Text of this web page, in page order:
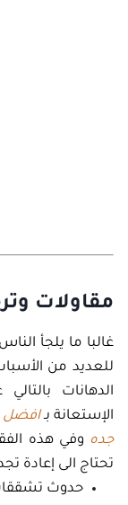
مقاولات
غالبا ما يلجأ
للعديد من
الدهانات
الإستعانة بـافضل
جده وفي هذه
تحتاج الى إعادة
حدوث